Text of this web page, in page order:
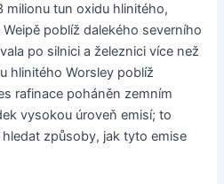
milionu tun oxidu hlinitého,
poblíž dalekého severního
po silnici a železnici více než
hlinitého Worsley poblíž
rafinace poháněn zemním
vysokou úroveň emisí; to
způsoby, jak tyto emise